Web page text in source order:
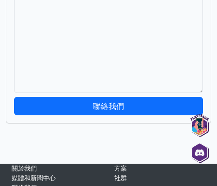
聯絡我們
關於我們
方案
媒體和新聞中心
社群